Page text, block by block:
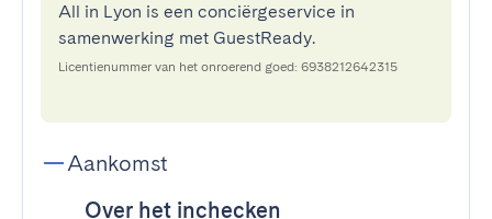
All in Lyon is een conciërgeservice in
samenwerking met GuestReady.
Licentienummer van het onroerend goed: 6938212642315
Aankomst
Over het inchecken